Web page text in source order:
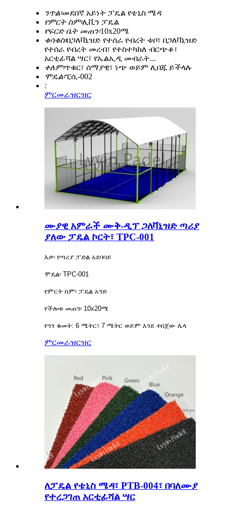
ንጥል፡መደበኛ አይነት ፓዴል የቴኒስ ሜዳ
የምርት ስም፡ሊቪን ፓዴል
የፍርድ ቤት መጠን፡10x20ሜ
ቁሳቁስ፡በጋለቫኒዝድ የተሰራ የብረት ቱቦ፣ በጋለቫኒዝድ
የተሰራ የብረት መረብ፣ የተስተካከለ ብርጭቆ፣
አርቲፊሻል ሣር፣ የኤልኢዲ መብራት...
ቀለም፡ጥቁር፣ ሰማያዊ፣ ነጭ ወይም ሊበጁ ይችላሉ
ሞዴል፡ፒሲ-002
:
ምርመራዝርዝር
ሙያዊ አምራች ሙቅ-ዲፕ ጋለቫኒዝድ ጣሪያ
ያለው ፓዴል ኮርት፣ TPC-001
እቃ፡ የጣሪያ ፓድል አደባባይ
ሞዴል፡ TPC-001
የምርት ስም፡ ፓዴል አንድ
የችሎቱ መጠን፡ 10x20ሜ
የጎን ቁመት: 6 ሜትር፣ 7 ሜትር ወይም እንደ ተበጀው ሌላ
ምርመራዝርዝር
ለፓዴል የቴኒስ ሜዳ፣ PTB-004፣ በባለሙያ
የተረጋገጠ አርቲፊሻል ሣር